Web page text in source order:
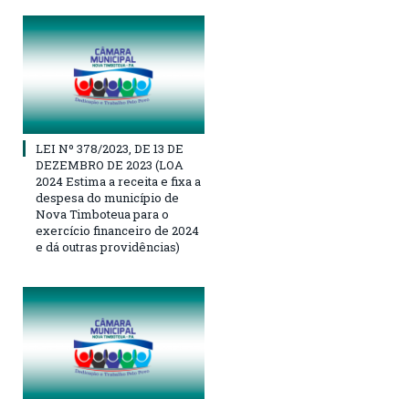
LEI Nº 378/2023, DE 13 DE
DEZEMBRO DE 2023 (LOA
2024 Estima a receita e fixa a
despesa do município de
Nova Timboteua para o
exercício financeiro de 2024
e dá outras providências)